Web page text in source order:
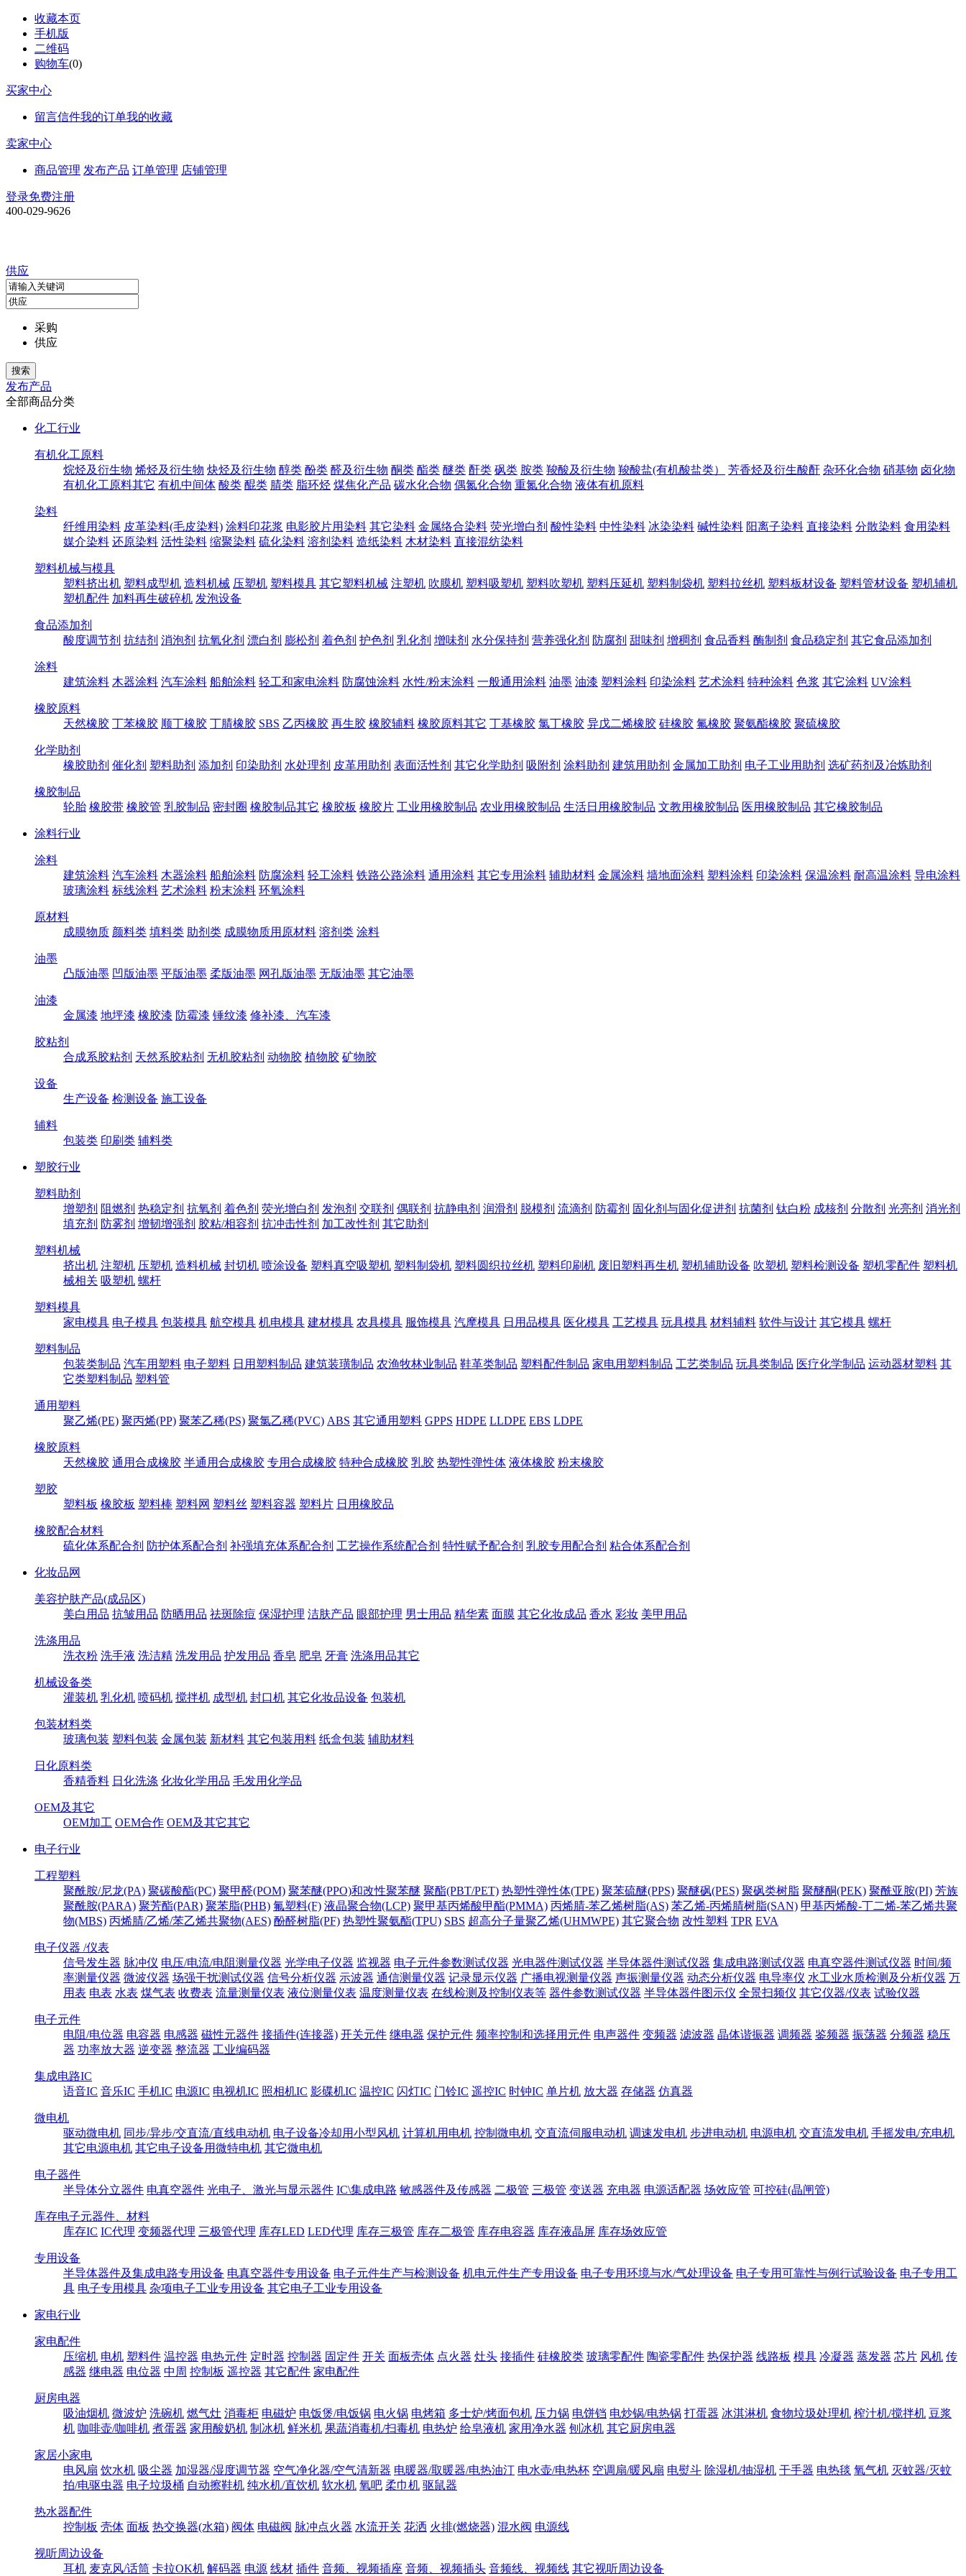
收藏本页
手机版
二维码
购物车(0)
买家中心
留言信件我的订单我的收藏
卖家中心
商品管理 发布产品 订单管理 店铺管理
登录免费注册
400-029-9626
供应
采购
供应
发布产品
全部商品分类
化工行业
有机化工原料
烷烃及衍生物 烯烃及衍生物 炔烃及衍生物 醇类 酚类 醛及衍生物 酮类 酯类 醚类 酐类 砜类 胺类 羧酸及衍生物 羧酸盐(有机酸盐类） 芳香烃及衍生酸酐 杂环化合物 硝基物 卤化物
有机化工原料其它 有机中间体 酸类 醌类 腈类 脂环烃 煤焦化产品 碳水化合物 偶氮化合物 重氮化合物 液体有机原料
染料
纤维用染料 皮革染料(毛皮染料) 涂料印花浆 电影胶片用染料 其它染料 金属络合染料 荧光增白剂 酸性染料 中性染料 冰染染料 碱性染料 阳离子染料 直接染料 分散染料 食用染料
媒介染料 还原染料 活性染料 缩聚染料 硫化染料 溶剂染料 造纸染料 木材染料 直接混纺染料
塑料机械与模具
塑料挤出机 塑料成型机 造料机械 压塑机 塑料模具 其它塑料机械 注塑机 吹膜机 塑料吸塑机 塑料吹塑机 塑料压延机 塑料制袋机 塑料拉丝机 塑料板材设备 塑料管材设备 塑机辅机
塑机配件 加料再生破碎机 发泡设备
食品添加剂
酸度调节剂 抗结剂 消泡剂 抗氧化剂 漂白剂 膨松剂 着色剂 护色剂 乳化剂 增味剂 水分保持剂 营养强化剂 防腐剂 甜味剂 增稠剂 食品香料 酶制剂 食品稳定剂 其它食品添加剂
涂料
建筑涂料 木器涂料 汽车涂料 船舶涂料 轻工和家电涂料 防腐蚀涂料 水性/粉末涂料 一般通用涂料 油墨 油漆 塑料涂料 印染涂料 艺术涂料 特种涂料 色浆 其它涂料 UV涂料
橡胶原料
天然橡胶 丁苯橡胶 顺丁橡胶 丁腈橡胶 SBS 乙丙橡胶 再生胶 橡胶辅料 橡胶原料其它 丁基橡胶 氯丁橡胶 异戊二烯橡胶 硅橡胶 氟橡胶 聚氨酯橡胶 聚硫橡胶
化学助剂
橡胶助剂 催化剂 塑料助剂 添加剂 印染助剂 水处理剂 皮革用助剂 表面活性剂 其它化学助剂 吸附剂 涂料助剂 建筑用助剂 金属加工助剂 电子工业用助剂 选矿药剂及冶炼助剂
橡胶制品
轮胎 橡胶带 橡胶管 乳胶制品 密封圈 橡胶制品其它 橡胶板 橡胶片 工业用橡胶制品 农业用橡胶制品 生活日用橡胶制品 文教用橡胶制品 医用橡胶制品 其它橡胶制品
涂料行业
涂料
建筑涂料 汽车涂料 木器涂料 船舶涂料 防腐涂料 轻工涂料 铁路公路涂料 通用涂料 其它专用涂料 辅助材料 金属涂料 墙地面涂料 塑料涂料 印染涂料 保温涂料 耐高温涂料 导电涂料
玻璃涂料 标线涂料 艺术涂料 粉末涂料 环氧涂料
原材料
成膜物质 颜料类 填料类 助剂类 成膜物质用原材料 溶剂类 涂料
油墨
凸版油墨 凹版油墨 平版油墨 柔版油墨 网孔版油墨 无版油墨 其它油墨
油漆
金属漆 地坪漆 橡胶漆 防霉漆 锤纹漆 修补漆、汽车漆
胶粘剂
合成系胶粘剂 天然系胶粘剂 无机胶粘剂 动物胶 植物胶 矿物胶
设备
生产设备 检测设备 施工设备
辅料
包装类 印刷类 辅料类
塑胶行业
塑料助剂
增塑剂 阻燃剂 热稳定剂 抗氧剂 着色剂 荧光增白剂 发泡剂 交联剂 偶联剂 抗静电剂 润滑剂 脱模剂 流滴剂 防霉剂 固化剂与固化促进剂 抗菌剂 钛白粉 成核剂 分散剂 光亮剂 消光剂
填充剂 防雾剂 增韧增强剂 胶粘/相容剂 抗冲击性剂 加工改性剂 其它助剂
塑料机械
挤出机 注塑机 压塑机 造料机械 封切机 喷涂设备 塑料真空吸塑机 塑料制袋机 塑料圆织拉丝机 塑料印刷机 废旧塑料再生机 塑机辅助设备 吹塑机 塑料检测设备 塑机零配件 塑料机
械相关 吸塑机 螺杆
塑料模具
家电模具 电子模具 包装模具 航空模具 机电模具 建材模具 农具模具 服饰模具 汽摩模具 日用品模具 医化模具 工艺模具 玩具模具 材料辅料 软件与设计 其它模具 螺杆
塑料制品
包装类制品 汽车用塑料 电子塑料 日用塑料制品 建筑装璜制品 农渔牧林业制品 鞋革类制品 塑料配件制品 家电用塑料制品 工艺类制品 玩具类制品 医疗化学制品 运动器材塑料 其
它类塑料制品 塑料管
通用塑料
聚乙烯(PE) 聚丙烯(PP) 聚苯乙稀(PS) 聚氯乙稀(PVC) ABS 其它通用塑料 GPPS HDPE LLDPE EBS LDPE
橡胶原料
天然橡胶 通用合成橡胶 半通用合成橡胶 专用合成橡胶 特种合成橡胶 乳胶 热塑性弹性体 液体橡胶 粉末橡胶
塑胶
塑料板 橡胶板 塑料棒 塑料网 塑料丝 塑料容器 塑料片 日用橡胶品
橡胶配合材料
硫化体系配合剂 防护体系配合剂 补强填充体系配合剂 工艺操作系统配合剂 特性赋予配合剂 乳胶专用配合剂 粘合体系配合剂
化妆品网
美容护肤产品(成品区)
美白用品 抗皱用品 防晒用品 祛斑除痘 保湿护理 洁肤产品 眼部护理 男士用品 精华素 面膜 其它化妆成品 香水 彩妆 美甲用品
洗涤用品
洗衣粉 洗手液 洗洁精 洗发用品 护发用品 香皂 肥皂 牙膏 洗涤用品其它
机械设备类
灌装机 乳化机 喷码机 搅拌机 成型机 封口机 其它化妆品设备 包装机
包装材料类
玻璃包装 塑料包装 金属包装 新材料 其它包装用料 纸盒包装 辅助材料
日化原料类
香精香料 日化洗涤 化妆化学用品 毛发用化学品
OEM及其它
OEM加工 OEM合作 OEM及其它其它
电子行业
工程塑料
聚酰胺/尼龙(PA) 聚碳酸酯(PC) 聚甲醛(POM) 聚苯醚(PPO)和改性聚苯醚 聚酯(PBT/PET) 热塑性弹性体(TPE) 聚苯硫醚(PPS) 聚醚砜(PES) 聚砜类树脂 聚醚酮(PEK) 聚酰亚胺(PI) 芳族
聚酰胺(PARA) 聚芳酯(PAR) 聚苯脂(PHB) 氟塑料(F) 液晶聚合物(LCP) 聚甲基丙烯酸甲酯(PMMA) 丙烯腈-苯乙烯树脂(AS) 苯乙烯-丙烯腈树脂(SAN) 甲基丙烯酸-丁二烯-苯乙烯共聚
物(MBS) 丙烯腈/乙烯/苯乙烯共聚物(AES) 酚醛树脂(PF) 热塑性聚氨酯(TPU) SBS 超高分子量聚乙烯(UHMWPE) 其它聚合物 改性塑料 TPR EVA
电子仪器 /仪表
信号发生器 脉冲仪 电压/电流/电阻测量仪器 光学电子仪器 监视器 电子元件参数测试仪器 光电器件测试仪器 半导体器件测试仪器 集成电路测试仪器 电真空器件测试仪器 时间/频
率测量仪器 微波仪器 场强干扰测试仪器 信号分析仪器 示波器 通信测量仪器 记录显示仪器 广播电视测量仪器 声振测量仪器 动态分析仪器 电导率仪 水工业水质检测及分析仪器 万
用表 电表 水表 煤气表 收费表 流量测量仪表 液位测量仪表 温度测量仪表 在线检测及控制仪表等 器件参数测试仪器 半导体器件图示仪 全景扫频仪 其它仪器/仪表 试验仪器
电子元件
电阻/电位器 电容器 电感器 磁性元器件 接插件(连接器) 开关元件 继电器 保护元件 频率控制和选择用元件 电声器件 变频器 滤波器 晶体谐振器 调频器 鉴频器 振荡器 分频器 稳压
器 功率放大器 逆变器 整流器 工业编码器
集成电路IC
语音IC 音乐IC 手机IC 电源IC 电视机IC 照相机IC 影碟机IC 温控IC 闪灯IC 门铃IC 遥控IC 时钟IC 单片机 放大器 存储器 仿真器
微电机
驱动微电机 同步/异步/交直流/直线电动机 电子设备冷却用小型风机 计算机用电机 控制微电机 交直流伺服电动机 调速发电机 步进电动机 电源电机 交直流发电机 手摇发电/充电机
其它电源电机 其它电子设备用微特电机 其它微电机
电子器件
半导体分立器件 电真空器件 光电子、激光与显示器件 IC\集成电路 敏感器件及传感器 二极管 三极管 变送器 充电器 电源适配器 场效应管 可控硅(晶闸管)
库存电子元器件、材料
库存IC IC代理 变频器代理 三极管代理 库存LED LED代理 库存三极管 库存二极管 库存电容器 库存液晶屏 库存场效应管
专用设备
半导体器件及集成电路专用设备 电真空器件专用设备 电子元件生产与检测设备 机电元件生产专用设备 电子专用环境与水/气处理设备 电子专用可靠性与例行试验设备 电子专用工
具 电子专用模具 杂项电子工业专用设备 其它电子工业专用设备
家电行业
家电配件
压缩机 电机 塑料件 温控器 电热元件 定时器 控制器 固定件 开关 面板壳体 点火器 灶头 接插件 硅橡胶类 玻璃零配件 陶瓷零配件 热保护器 线路板 模具 冷凝器 蒸发器 芯片 风机 传
感器 继电器 电位器 中周 控制板 遥控器 其它配件 家电配件
厨房电器
吸油烟机 微波炉 洗碗机 燃气灶 消毒柜 电磁炉 电饭煲/电饭锅 电火锅 电烤箱 多士炉/烤面包机 压力锅 电饼铛 电炒锅/电热锅 打蛋器 冰淇淋机 食物垃圾处理机 榨汁机/搅拌机 豆浆
机 咖啡壶/咖啡机 煮蛋器 家用酸奶机 制冰机 鲜米机 果蔬消毒机/扫毒机 电热炉 给皂液机 家用净水器 刨冰机 其它厨房电器
家居小家电
电风扇 饮水机 吸尘器 加湿器/湿度调节器 空气净化器/空气清新器 电暖器/取暖器/电热油汀 电水壶/电热杯 空调扇/暖风扇 电熨斗 除湿机/抽湿机 干手器 电热毯 氧气机 灭蚊器/灭蚊
拍/电驱虫器 电子垃圾桶 自动擦鞋机 纯水机/直饮机 软水机 氧吧 柔巾机 驱鼠器
热水器配件
控制板 壳体 面板 热交换器(水箱) 阀体 电磁阀 脉冲点火器 水流开关 花洒 火排(燃烧器) 混水阀 电源线
视听周边设备
耳机 麦克风/话筒 卡拉OK机 解码器 电源 线材 插件 音频、视频插座 音频、视频插头 音频线、视频线 其它视听周边设备